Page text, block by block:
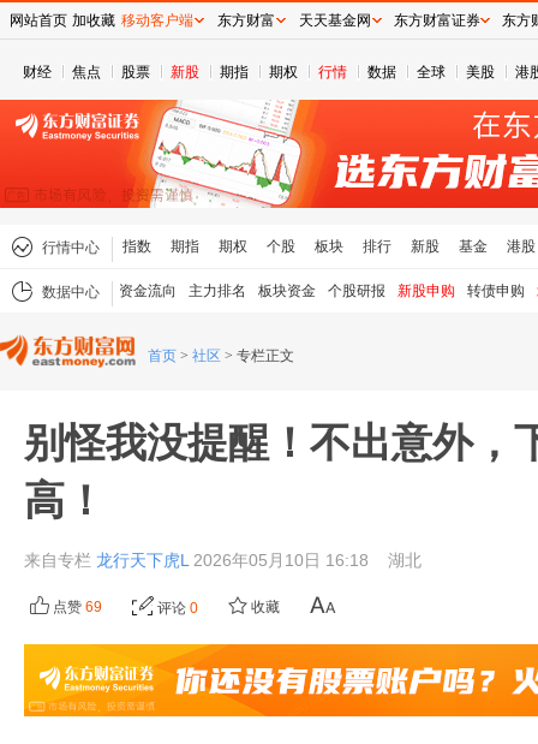
财经 焦点 股票 新股 期指 期权 行情 数据 全球 美股 港
行情中心 指数 期指 期权 个股 板块 排行 新股 基金 港股
数据中心 资金流向 主力排名 板块资金 个股研报 新股申购 转债申购
首页 > 社区 > 专栏正文
别怪我没提醒！不出意外，
高！
来自专栏 龙行天下虎L 2026年05月10日 16:18 湖北
点赞 69 评论 0 收藏
网站首页 加收藏 移动客户端 东方财富 天天基金网 东方财富证券 东方